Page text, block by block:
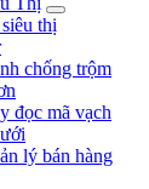
thị
chống trộm
đọc mã vạch
lý bán hàng